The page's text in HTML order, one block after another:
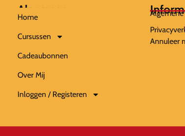
Algemeen
Home
Cursussen
Cadeaubonnen
Over Mij
Inloggen / Registeren
Algemene
Annuleer